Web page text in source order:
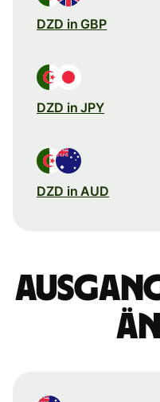
DZD in GBP
DZD in JPY
DZD in AUD